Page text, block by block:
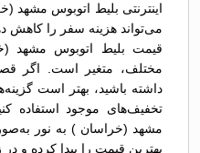
اینترنتی بلیط اتوبوس مشهد
می‌تواند هزینه سفر را کاهش
قیمت بلیط اتوبوس مشهد
مختلف، متغیر است. اگر
داشته باشید، بهتر است
تخفیف‌های موجود استفاده
مشهد (خراسان ) به نور
بهترین قیمت را پیدا کرده و